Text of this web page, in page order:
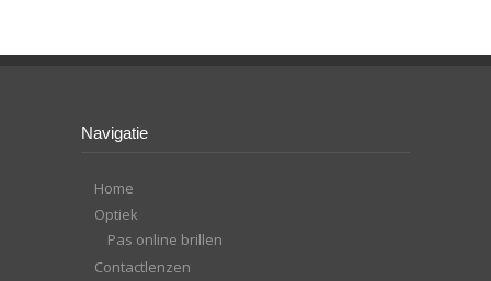
Navigatie
Home
Optiek
Pas online brillen
Contactlenzen